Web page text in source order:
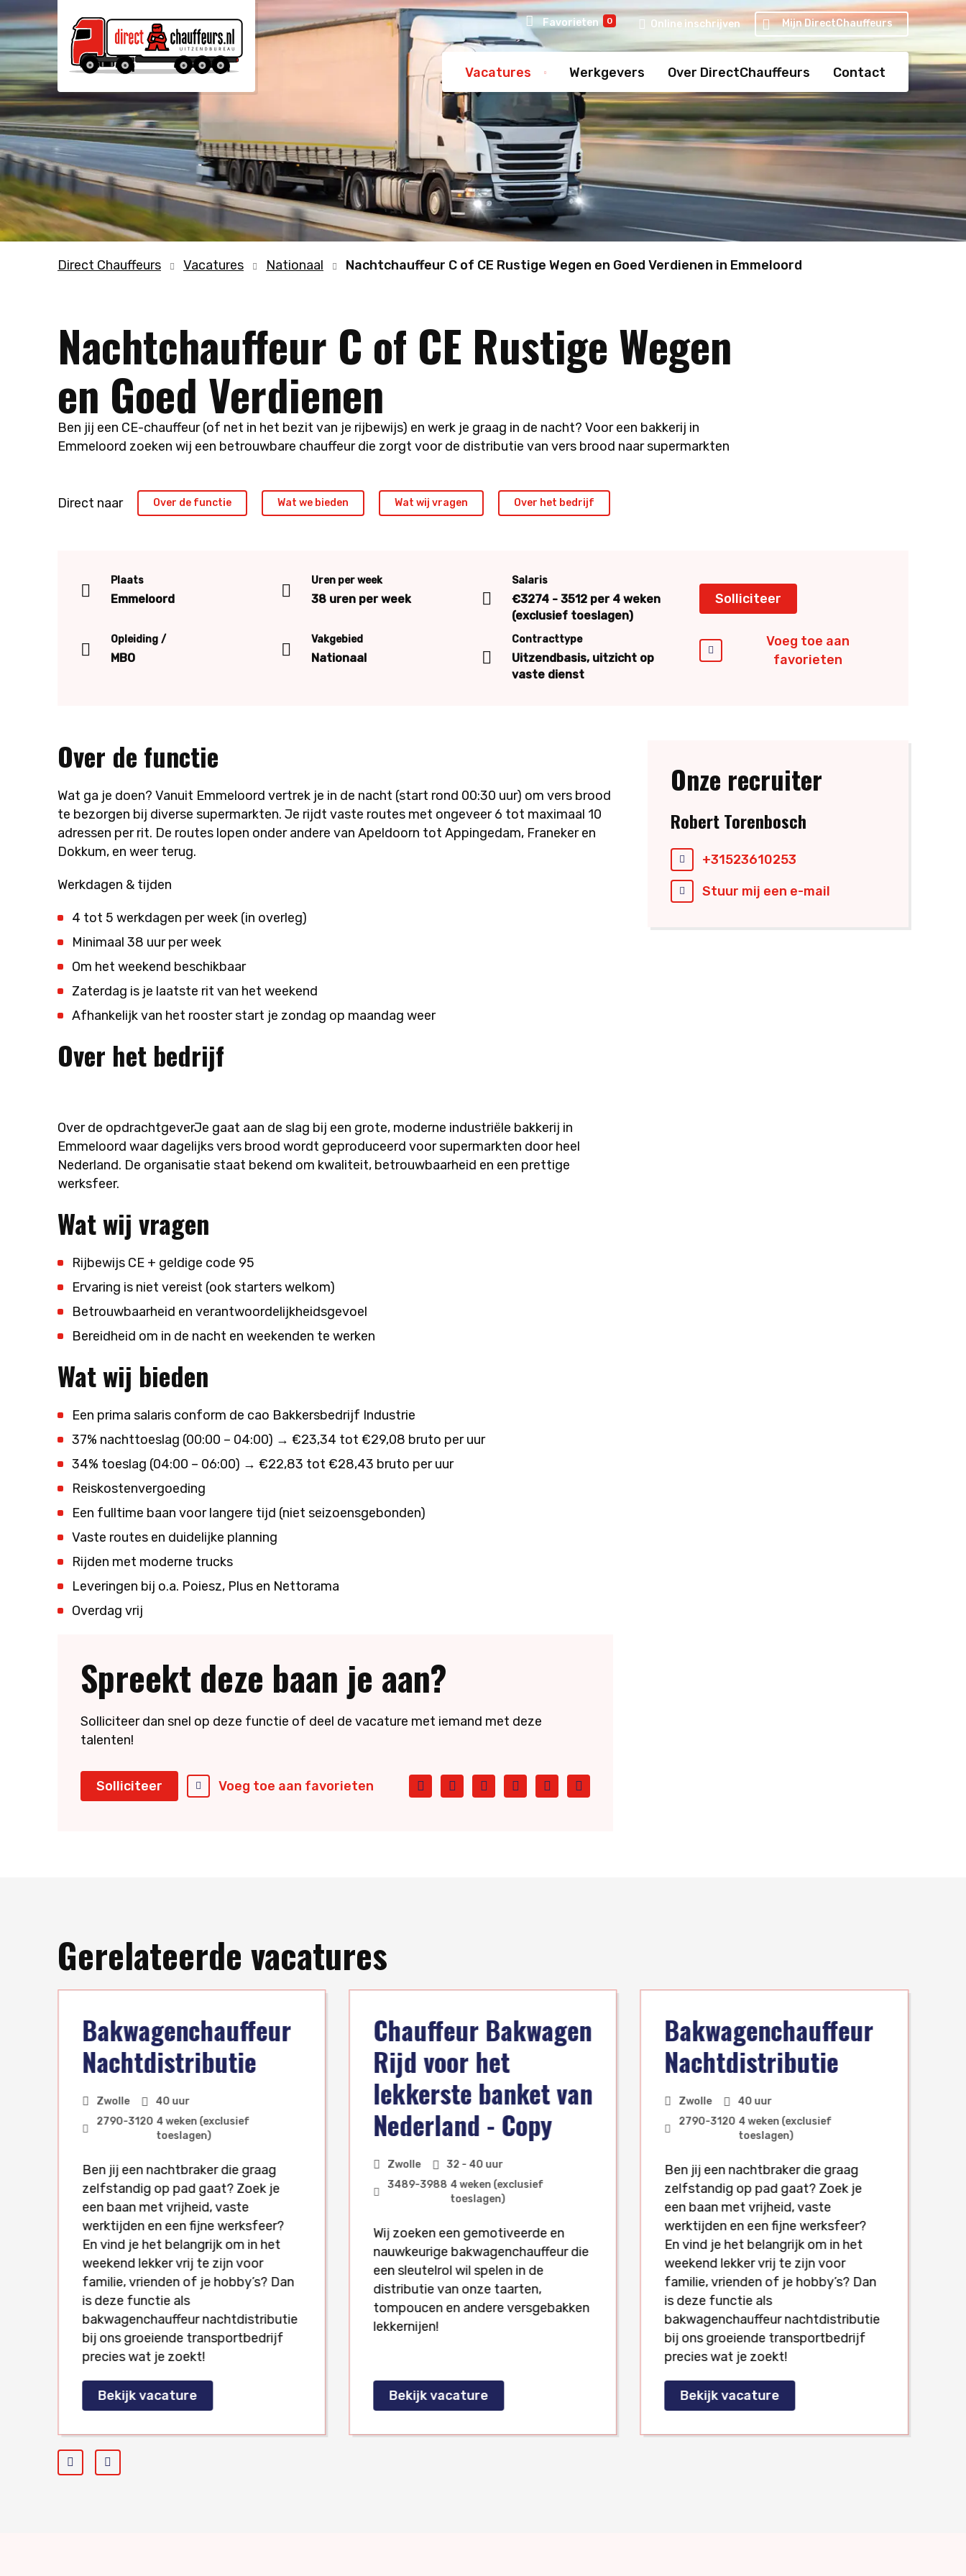
Mijn DirectChauffeurs
Online inschrijven
Favorieten 0
Vacatures Werkgevers Over DirectChauffeurs Contact
Direct Chauffeurs Vacatures Nationaal Nachtchauffeur C of CE Rustige Wegen en Goed Verdienen in Emmeloord
Nachtchauffeur C of CE Rustige Wegen
en Goed Verdienen
Ben jij een CE-chauffeur (of net in het bezit van je rijbewijs) en werk je graag in de nacht? Voor een bakkerij in
Emmeloord zoeken wij een betrouwbare chauffeur die zorgt voor de distributie van vers brood naar supermarkten
Direct naar Over de functie Wat we bieden Wat wij vragen Over het bedrijf
Plaats
Emmeloord
Uren per week
38 uren per week
Salaris
€3274 - 3512 per 4 weken
(exclusief toeslagen)
Opleiding
MBO
Vakgebied
Nationaal
Contracttype
Uitzendbasis, uitzicht op
vaste dienst
Solliciteer
Voeg toe aan
favorieten
Over de functie
Wat ga je doen? Vanuit Emmeloord vertrek je in de nacht (start rond 00:30 uur) om vers brood
te bezorgen bij diverse supermarkten. Je rijdt vaste routes met ongeveer 6 tot maximaal 10
adressen per rit. De routes lopen onder andere van Apeldoorn tot Appingedam, Franeker en
Dokkum, en weer terug.
Werkdagen & tijden
4 tot 5 werkdagen per week (in overleg)
Minimaal 38 uur per week
Om het weekend beschikbaar
Zaterdag is je laatste rit van het weekend
Afhankelijk van het rooster start je zondag op maandag weer
Over het bedrijf
Over de opdrachtgeverJe gaat aan de slag bij een grote, moderne industriële bakkerij in
Emmeloord waar dagelijks vers brood wordt geproduceerd voor supermarkten door heel
Nederland. De organisatie staat bekend om kwaliteit, betrouwbaarheid en een prettige
werksfeer.
Wat wij vragen
Rijbewijs CE + geldige code 95
Ervaring is niet vereist (ook starters welkom)
Betrouwbaarheid en verantwoordelijkheidsgevoel
Bereidheid om in de nacht en weekenden te werken
Wat wij bieden
Een prima salaris conform de cao Bakkersbedrijf Industrie
37% nachttoeslag (00:00 – 04:00) → €23,34 tot €29,08 bruto per uur
34% toeslag (04:00 – 06:00) → €22,83 tot €28,43 bruto per uur
Reiskostenvergoeding
Een fulltime baan voor langere tijd (niet seizoensgebonden)
Vaste routes en duidelijke planning
Rijden met moderne trucks
Leveringen bij o.a. Poiesz, Plus en Nettorama
Overdag vrij
Spreekt deze baan je aan?
Solliciteer dan snel op deze functie of deel de vacature met iemand met deze
talenten!
FacebookTwitterLinkedInPinterestWhatsApp
Solliciteer Voeg toe aan favorieten
Onze recruiter
Robert Torenbosch
+31523610253
Stuur mij een e-mail
Gerelateerde vacatures
Bakwagenchauffeur
Nachtdistributie
Zwolle
40 uur
2790-3120 4 weken (exclusief
toeslagen)
Ben jij een nachtbraker die graag
zelfstandig op pad gaat? Zoek je
een baan met vrijheid, vaste
werktijden en een fijne werksfeer?
En vind je het belangrijk om in het
weekend lekker vrij te zijn voor
familie, vrienden of je hobby’s? Dan
is deze functie als
bakwagenchauffeur nachtdistributie
bij ons groeiende transportbedrijf
precies wat je zoekt!
Bekijk vacature
Chauffeur Bakwagen
Rijd voor het
lekkerste banket van
Nederland - Copy
Zwolle
32 - 40 uur
3489-3988 4 weken (exclusief
toeslagen)
Wij zoeken een gemotiveerde en
nauwkeurige bakwagenchauffeur die
een sleutelrol wil spelen in de
distributie van onze taarten,
tompoucen en andere versgebakken
lekkernijen!
Bekijk vacature
Bakwagenchauffeur
Nachtdistributie
Zwolle
40 uur
2790-3120 4 weken (exclusief
toeslagen)
Ben jij een nachtbraker die graag
zelfstandig op pad gaat? Zoek je
een baan met vrijheid, vaste
werktijden en een fijne werksfeer?
En vind je het belangrijk om in het
weekend lekker vrij te zijn voor
familie, vrienden of je hobby’s? Dan
is deze functie als
bakwagenchauffeur nachtdistributie
bij ons groeiende transportbedrijf
precies wat je zoekt!
Bekijk vacature
Prev